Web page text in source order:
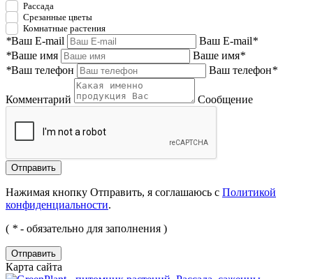
Рассада
Срезанные цветы
Комнатные растения
*Ваш E-mail Ваш E-mail*
*Ваше имя Ваше имя*
*Ваш телефон Ваш телефон*
Комментарий Сообщение
Нажимая кнопку Отправить, я соглашаюсь с Политикой
конфиденциальности.
( * - обязательно для заполнения )
Отправить
Карта сайта